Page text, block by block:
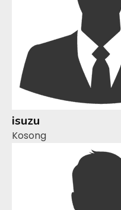
isuzu
Kosong